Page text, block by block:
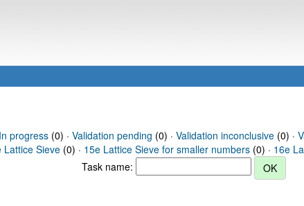
In progress(0) · Validation pending (0) · Validation inconclusive(0) ·
Lattice Sieve (0) · 15e Lattice Sieve for smaller numbers (0) · 16e
Task name: